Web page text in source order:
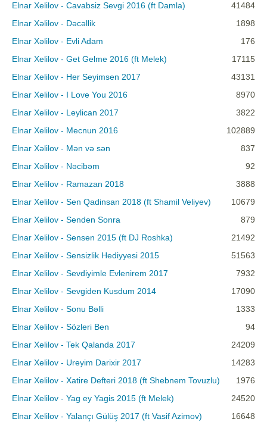
Elnar Xelilov - Cavabsiz Sevgi 2016 (ft Damla)
41484
Elnar Xəlilov - Dəcəllik
1898
Elnar Xəlilov - Evli Adam
176
Elnar Xelilov - Get Gelme 2016 (ft Melek)
17115
Elnar Xelilov - Her Seyimsen 2017
43131
Elnar Xelilov - I Love You 2016
8970
Elnar Xelilov - Leylican 2017
3822
Elnar Xelilov - Mecnun 2016
102889
Elnar Xəlilov - Mən və sən
837
Elnar Xəlilov - Nəcibəm
92
Elnar Xelilov - Ramazan 2018
3888
Elnar Xelilov - Sen Qadinsan 2018 (ft Shamil Veliyev)
10679
Elnar Xelilov - Senden Sonra
879
Elnar Xelilov - Sensen 2015 (ft DJ Roshka)
21492
Elnar Xelilov - Sensizlik Hediyyesi 2015
51563
Elnar Xelilov - Sevdiyimle Evlenirem 2017
7932
Elnar Xelilov - Sevgiden Kusdum 2014
17090
Elnar Xəlilov - Sonu Bəlli
1333
Elnar Xəlilov - Sözleri Ben
94
Elnar Xelilov - Tek Qalanda 2017
24209
Elnar Xelilov - Ureyim Darixir 2017
14283
Elnar Xelilov - Xatire Defteri 2018 (ft Shebnem Tovuzlu)
1976
Elnar Xelilov - Yag ey Yagis 2015 (ft Melek)
24520
Elnar Xelilov - Yalançı Gülüş 2017 (ft Vasif Azimov)
16648